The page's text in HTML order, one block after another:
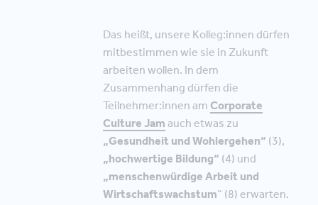
Das heißt, unsere Kolleg:innen dürfen
mitbestimmen wie sie in Zukunft
arbeiten wollen. In dem
Zusammenhang dürfen die
Teilnehmer:innen am Corporate
Culture Jam auch etwas zu
„Gesundheit und Wohlergehen“ (3),
„hochwertige Bildung“ (4) und
„menschenwürdige Arbeit und
Wirtschaftswachstum“ (8) erwarten.